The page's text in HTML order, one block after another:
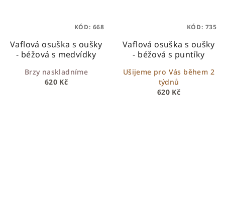
Vaflová osuška s oušky
- béžová s medvídky
620 Kč
Brzy naskladníme
KÓD: 668
Vaflová osuška s oušky
- béžová s puntíky
620 Kč
Ušijeme pro Vás během 2
týdnů
KÓD: 735